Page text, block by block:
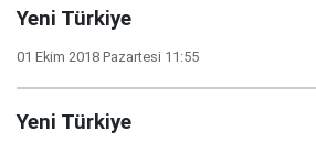
Yeni Türkiye
01 Ekim 2018 Pazartesi 11:55
Yeni Türkiye